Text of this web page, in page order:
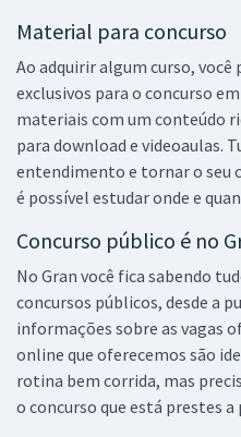
Material para concurso
Ao adquirir algum curso, você
exclusivos para o concurso
materiais com um conteúdo
para download e videoaulas.
entendimento e tornar o seu
é possível estudar onde e
Concurso público é no
No Gran você fica sabendo
concursos públicos, desde a
informações sobre as vagas
online que oferecemos são
rotina bem corrida, mas
o concurso que está prestes